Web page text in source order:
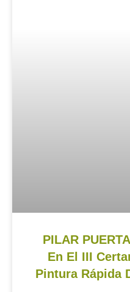
PILAR
En El III
Pintura Rápida